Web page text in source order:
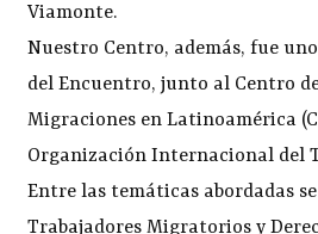
Viamonte.
Nuestro Centro, además, fue
del Encuentro, junto al Centro
Migraciones en Latinoamérica
Organización Internacional del
Entre las temáticas abordadas
Trabajadores Migratorios y